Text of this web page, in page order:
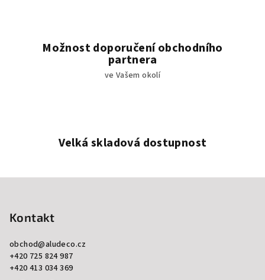
Možnost doporučení obchodního
partnera
ve Vašem okolí
Velká skladová dostupnost
Kontakt
obchod@aludeco.cz
+420 725 824 987
+420 413 034 369